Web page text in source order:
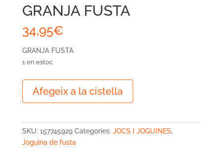
GRANJA FUSTA
34,95€
GRANJA FUSTA
1 en estoc
Afegeix a la cistella
SKU: 157745929 Categories: JOCS I JOGUINES,
Joguina de fusta